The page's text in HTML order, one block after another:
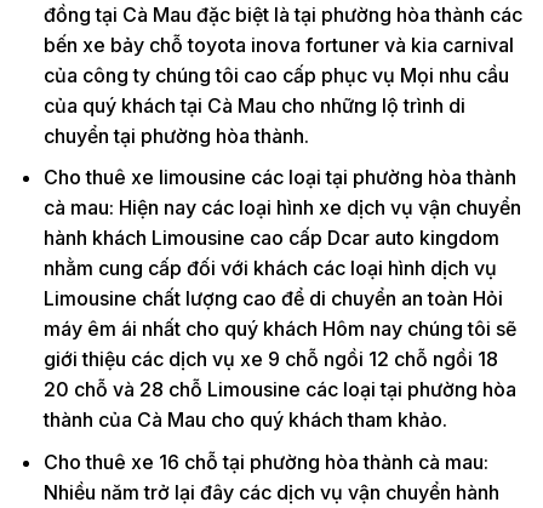
đồng tại Cà Mau đặc biệt là tại phường hòa thành các
bến xe bảy chỗ toyota inova fortuner và kia carnival
của công ty chúng tôi cao cấp phục vụ Mọi nhu cầu
của quý khách tại Cà Mau cho những lộ trình di
chuyển tại phường hòa thành.
Cho thuê xe limousine các loại tại phường hòa thành
cà mau: Hiện nay các loại hình xe dịch vụ vận chuyển
hành khách Limousine cao cấp Dcar auto kingdom
nhằm cung cấp đối với khách các loại hình dịch vụ
Limousine chất lượng cao để di chuyển an toàn Hỏi
máy êm ái nhất cho quý khách Hôm nay chúng tôi sẽ
giới thiệu các dịch vụ xe 9 chỗ ngồi 12 chỗ ngồi 18
20 chỗ và 28 chỗ Limousine các loại tại phường hòa
thành của Cà Mau cho quý khách tham khảo.
Cho thuê xe 16 chỗ tại phường hòa thành cà mau:
Nhiều năm trở lại đây các dịch vụ vận chuyển hành